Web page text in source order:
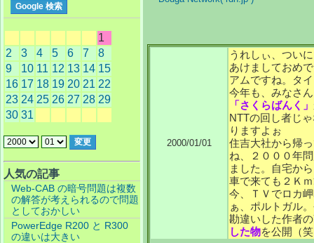
2000/01/01
うれしぃ、つい
あけましておめ
アムですね。タ
今年も、みなさ
「さくらばんく」
NTTの回し者じ
りますよぉ
住吉大社から帰
ね、２０００年
ました。自宅か
車で来ても２Ｋ
今、ＴＶでロカ
ぁ、ポルトガル
勘違いした作者
した物を公開（
1
2
3 4 5 6 7
8
9
10 11 12 13 14 15
16 17 18 19 20 21 22
23 24 25 26 27 28 29
30 31
人気の記事
Web-CAB の暗号問題は複数
の解答が考えられるので問題
としておかしい
PowerEdge R200 と R300
の違いは大きい